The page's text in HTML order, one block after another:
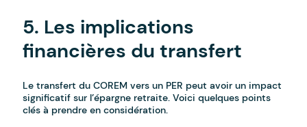
5. Les implications
financières du transfert
Le transfert du COREM vers un PER peut avoir un impact
significatif sur l’épargne retraite. Voici quelques points
clés à prendre en considération.